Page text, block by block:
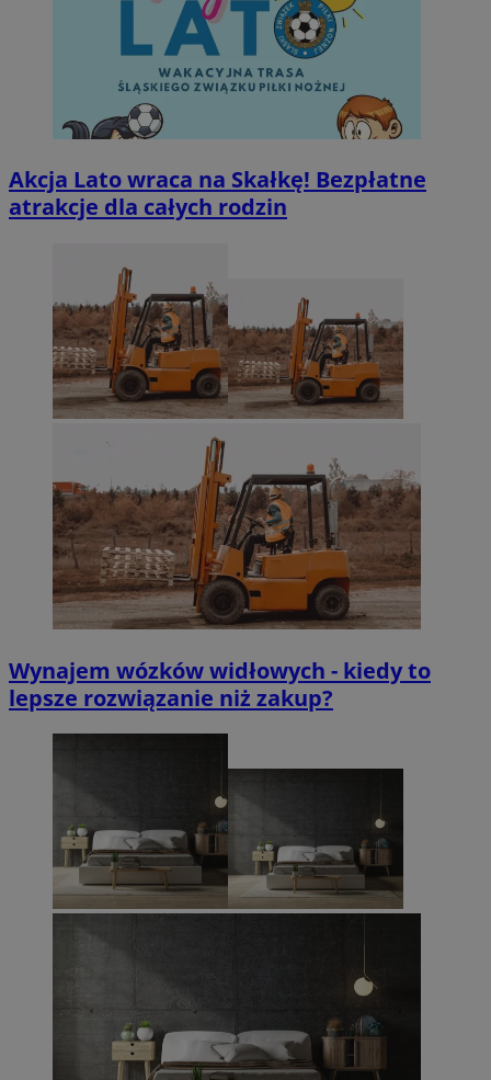
Akcja Lato wraca na Skałkę! Bezpłatne
atrakcje dla całych rodzin
Wynajem wózków widłowych - kiedy to
lepsze rozwiązanie niż zakup?